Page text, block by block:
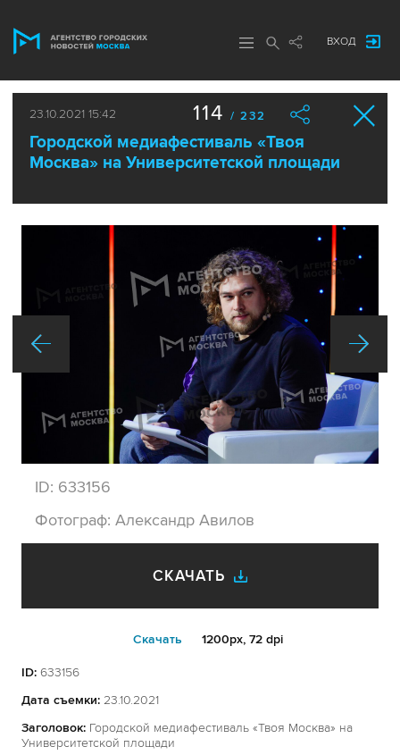
ВХОД
23.10.2021 15:42
Городской медиафестиваль «Твоя
Москва» на Университетской площади
114 / 232
ID: 633156
Фотограф: Александр Авилов
СКАЧАТЬ
Cкачать 1200px, 72 dpi
ID: 633156
Дата съемки: 23.10.2021
Заголовок: Городской медиафестиваль «Твоя Москва» на
Университетской площади